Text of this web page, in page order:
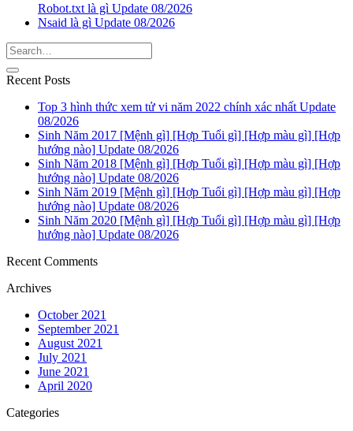
Robot.txt là gì Update 08/2026
Nsaid là gì Update 08/2026
Recent Posts
Top 3 hình thức xem tử vi năm 2022 chính xác nhất Update
08/2026
Sinh Năm 2017 [Mệnh gì] [Hợp Tuổi gì] [Hợp màu gì] [Hợp
hướng nào] Update 08/2026
Sinh Năm 2018 [Mệnh gì] [Hợp Tuổi gì] [Hợp màu gì] [Hợp
hướng nào] Update 08/2026
Sinh Năm 2019 [Mệnh gì] [Hợp Tuổi gì] [Hợp màu gì] [Hợp
hướng nào] Update 08/2026
Sinh Năm 2020 [Mệnh gì] [Hợp Tuổi gì] [Hợp màu gì] [Hợp
hướng nào] Update 08/2026
Recent Comments
Archives
October 2021
September 2021
August 2021
July 2021
June 2021
April 2020
Categories